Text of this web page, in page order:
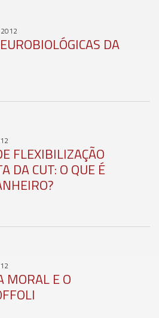
DA
FLEXIBILIZAÇÃO
DA CUT: O QUE É
MORAL E O